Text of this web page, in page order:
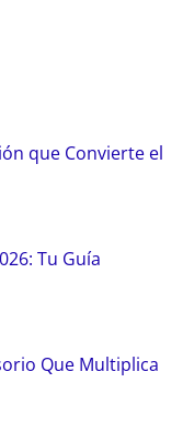
que Convierte el
Tu Guía
Que Multiplica